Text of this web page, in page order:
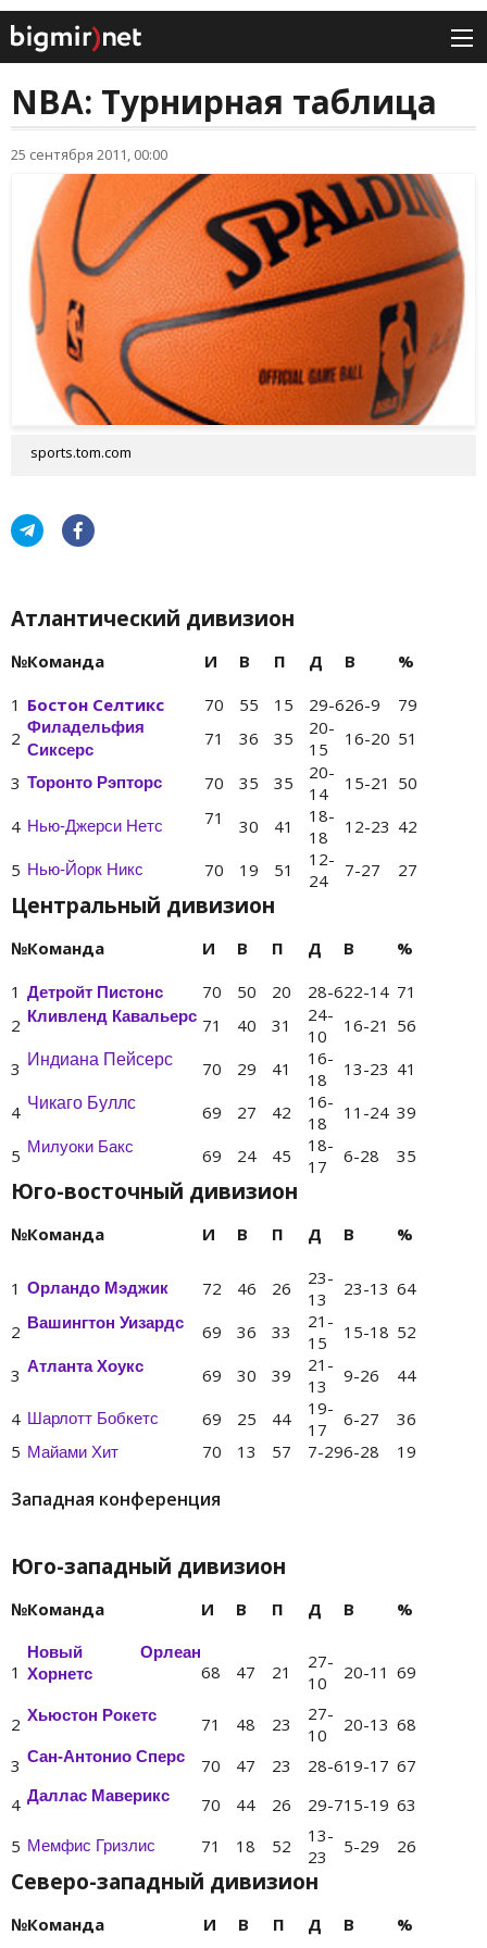
NBA: Турнирная таблица
25 сентября 2011, 00:00
sports.tom.com
Атлантический дивизион
№Команда И В П Д В
%
1 Бостон Селтикс 70 55 15 29-626-9
79
2
Филадельфия
Сиксерс
71 36 35
20-
15
16-20 51
3 Торонто Рэпторс 70 35 35
20-
14
15-21 50
4 Нью-Джерси Нетс 71 30 41
18-
18
12-23 42
5 Нью-Йорк Никс 70 19 51
12-
24
7-27 27
Центральный дивизион
№Команда И В П Д В
%
1 Детройт Пистонс 70 50 20 28-622-14 71
2 Кливленд Кавальерс 71 40 31
24-
10
16-21 56
3 Индиана Пейсерс 70 29 41
16-
18
13-23 41
4 Чикаго Буллс 69 27 42
16-
18
11-24 39
5 Милуоки Бакс 69 24 45
18-
17
6-28 35
Юго-восточный дивизион
№Команда И В П Д В %
1 Орландо Мэджик 72 46 26
23-
13
23-13 64
2 Вашингтон Уизардс 69 36 33
21-
15
15-18 52
3 Атланта Хоукс 69 30 39
21-
13
9-26
44
4 Шарлотт Бобкетс 69 25 44
19-
17
6-27
36
5 Майами Хит 70 13 57 7-296-28 19
Западная конференция
Юго-западный дивизион
№Команда И В П Д В %
1
Новый Орлеан
Хорнетс
68 47 21
27-
10
20-11 69
2 Хьюстон Рокетс 71 48 23
27-
10
20-13 68
3 Сан-Антонио Сперс 70 47 23 28-619-17 67
4 Даллас Маверикс 70 44 26 29-715-19 63
5 Мемфис Гризлис 71 18 52
13-
23
5-29 26
Северо-западный дивизион
№Команда И В П Д В %